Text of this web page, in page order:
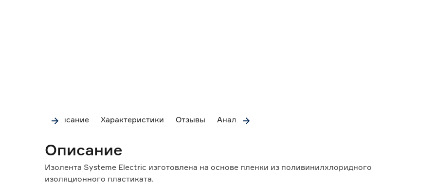
Описание Характеристики Отзывы Аналоги
Описание
Изолента Systeme Electric изготовлена на основе пленки из поливинилхлоридного
изоляционного пластиката.